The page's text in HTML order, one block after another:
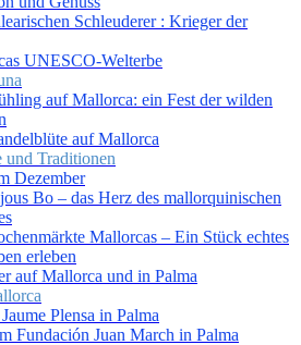
Schleuderer : Krieger der
UNESCO-Welterbe
auf Mallorca: ein Fest der wilden
auf Mallorca
und Traditionen
Dezember
Bo – das Herz des mallorquinischen
Mallorcas – Ein Stück echtes
erleben
auf Mallorca und in Palma
Plensa in Palma
Fundación Juan March in Palma